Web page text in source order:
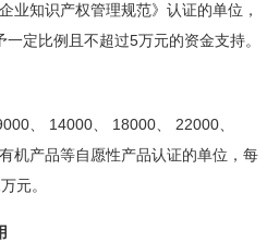
业知识产权管理规范》认证的单位，
定比例且不超过5万元的资金支持。
、 14000、 18000、 22000、
机产品等自愿性产品认证的单位，每
元。